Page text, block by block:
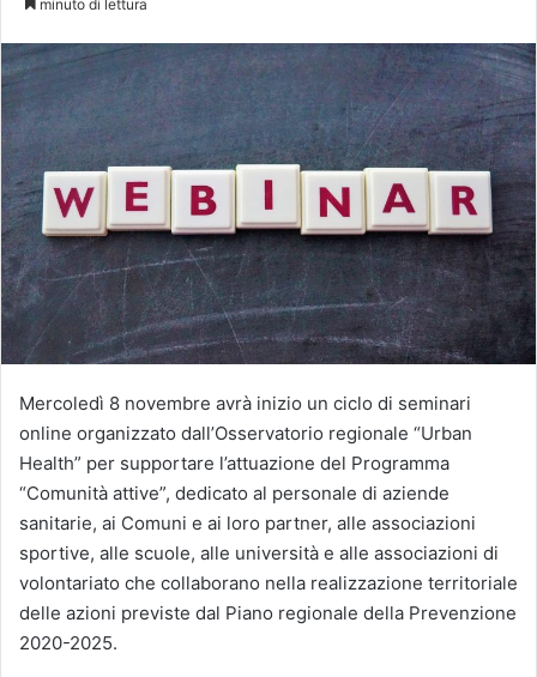
minuto di lettura
Mercoledì 8 novembre avrà inizio un ciclo di seminari
online organizzato dall’Osservatorio regionale “Urban
Health” per supportare l’attuazione del Programma
“Comunità attive”, dedicato al personale di aziende
sanitarie, ai Comuni e ai loro partner, alle associazioni
sportive, alle scuole, alle università e alle associazioni di
volontariato che collaborano nella realizzazione territoriale
delle azioni previste dal Piano regionale della Prevenzione
2020-2025.